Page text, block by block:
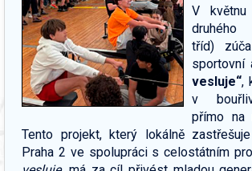
V
druhého
tříd)
sportovní
vesluje“,
v
přímo na
Tento projekt, který lokálně
Praha 2 ve spolupráci s celostátním